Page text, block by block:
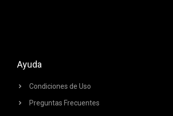
Ayuda
Condiciones de Uso
Preguntas Frecuentes